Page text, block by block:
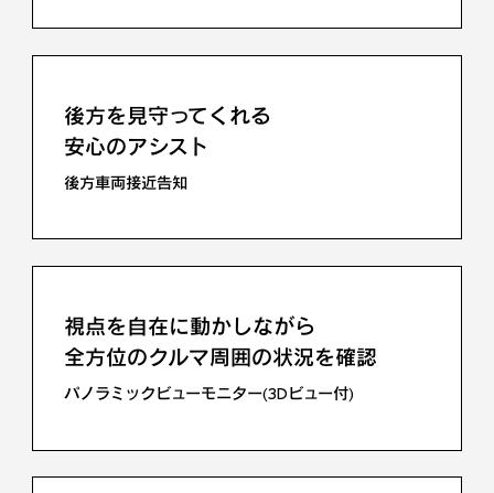
注意喚起を行う
後方を見守ってくれる
安心のアシスト
後方車両接近告知
視点を自在に動かしながら
全方位のクルマ周囲の状況を確認
パノラミックビューモニター(3Dビュー付)